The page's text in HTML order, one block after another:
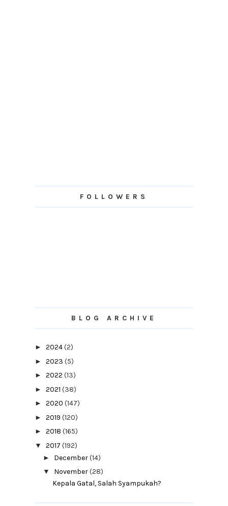
FOLLOWERS
BLOG ARCHIVE
► 2024(2)
► 2023 (5)
► 2022 (13)
► 2021 (38)
► 2020 (147)
► 2019 (120)
► 2018 (165)
▼ 2017 (192)
► December(14)
▼ November(28)
Kepala Gatal, Salah Syampukah?